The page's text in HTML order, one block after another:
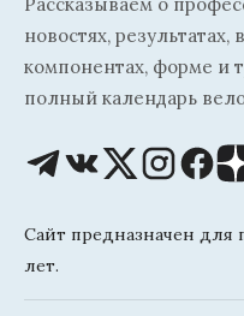
новостях,
компонентах, форме и
полный календарь
Сайт предназначен для
лет.